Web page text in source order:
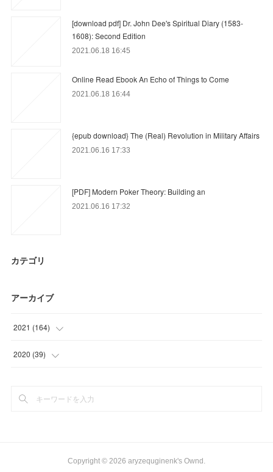
[download pdf] Dr. John Dee's Spiritual Diary (1583-
1608): Second Edition
2021.06.18 16:45
Online Read Ebook An Echo of Things to Come
2021.06.18 16:44
{epub download} The (Real) Revolution in Military Affairs
2021.06.16 17:33
[PDF] Modern Poker Theory: Building an
2021.06.16 17:32
カテゴリ
アーカイブ
2021 (164)
(45 )
(
2020 (39)
(
Copyright © 2026 aryzequginenk's Ownd .